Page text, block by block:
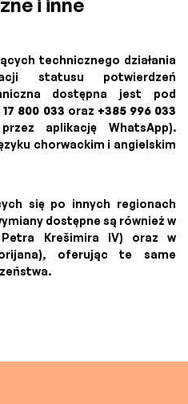
i inne
technicznego działania
statusu potwierdzeń
dostępna jest pod
17 800 033 oraz +385 996 033
aplikację WhatsApp).
chorwackim i angielskim
się po innych regionach
dostępne są również w
Krešimira IV) oraz w
oferując te same